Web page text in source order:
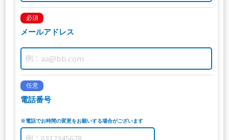
必須
メールアドレス
任意
電話番号
※電話でお時間の変更をお願いする場合がございます